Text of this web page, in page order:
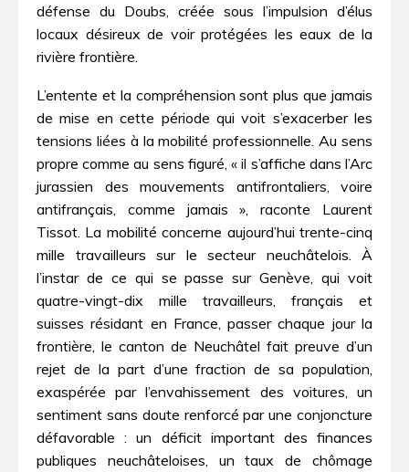
défense du Doubs, créée sous l’impulsion d’élus
locaux désireux de voir protégées les eaux de la
rivière frontière.
L’entente et la compréhension sont plus que jamais
de mise en cette période qui voit s’exacerber les
tensions liées à la mobilité professionnelle. Au sens
propre comme au sens figuré, « il s’affiche dans l’Arc
jurassien des mouvements antifrontaliers, voire
antifrançais, comme jamais », raconte Laurent
Tissot. La mobilité concerne aujourd’hui trente-cinq
mille travailleurs sur le secteur neuchâtelois. À
l’instar de ce qui se passe sur Genève, qui voit
quatre-vingt-dix mille travailleurs, français et
suisses résidant en France, passer chaque jour la
frontière, le canton de Neuchâtel fait preuve d’un
rejet de la part d’une fraction de sa population,
exaspérée par l’envahissement des voitures, un
sentiment sans doute renforcé par une conjoncture
défavorable : un déficit important des finances
publiques neuchâteloises, un taux de chômage